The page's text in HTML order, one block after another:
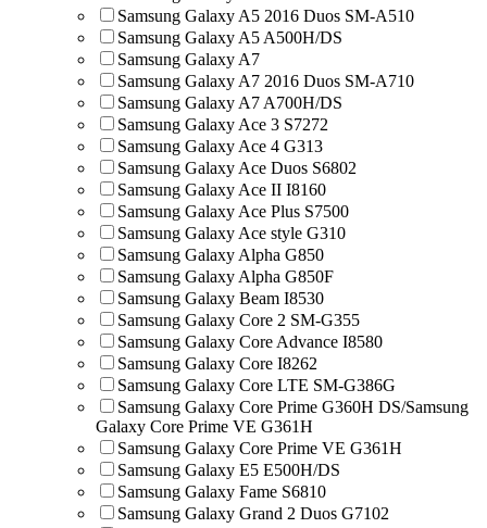
Samsung Galaxy A5 2016 Duos SM-A510
Samsung Galaxy A5 A500H/DS
Samsung Galaxy A7
Samsung Galaxy A7 2016 Duos SM-A710
Samsung Galaxy A7 A700H/DS
Samsung Galaxy Ace 3 S7272
Samsung Galaxy Ace 4 G313
Samsung Galaxy Ace Duos S6802
Samsung Galaxy Ace II I8160
Samsung Galaxy Ace Plus S7500
Samsung Galaxy Ace style G310
Samsung Galaxy Alpha G850
Samsung Galaxy Alpha G850F
Samsung Galaxy Beam I8530
Samsung Galaxy Core 2 SM-G355
Samsung Galaxy Core Advance I8580
Samsung Galaxy Core I8262
Samsung Galaxy Core LTE SM-G386G
Samsung Galaxy Core Prime G360H DS/Samsung
Galaxy Core Prime VE G361H
Samsung Galaxy Core Prime VE G361H
Samsung Galaxy E5 E500H/DS
Samsung Galaxy Fame S6810
Samsung Galaxy Grand 2 Duos G7102